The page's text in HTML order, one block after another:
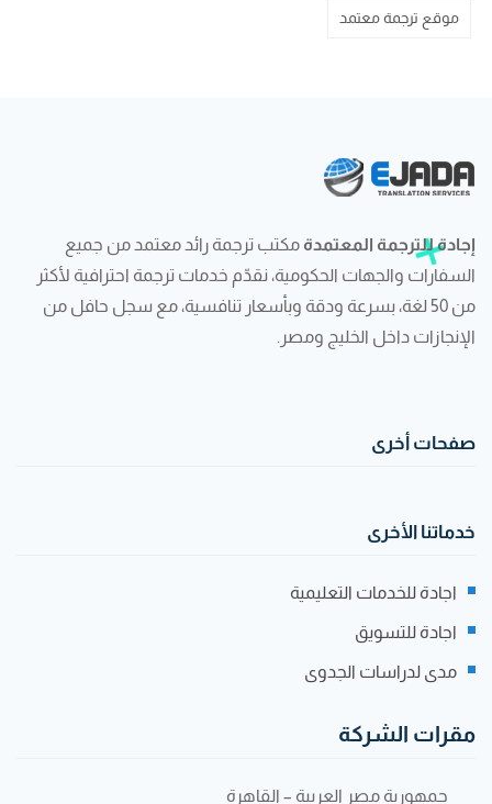
موقع ترجمة معتمد
إجادة للترجمة المعتمدة مكتب ترجمة رائد معتمد من جميع
السفارات والجهات الحكومية، نقدّم خدمات ترجمة احترافية لأكثر
من 50 لغة، بسرعة ودقة وبأسعار تنافسية، مع سجل حافل من
الإنجازات داخل الخليج ومصر.
صفحات أخرى
خدماتنا الأخرى
اجادة للخدمات التعليمية
اجادة للتسويق
مدى لدراسات الجدوى
مقرات الشركة
جمهورية مصر العربية – القاهرة